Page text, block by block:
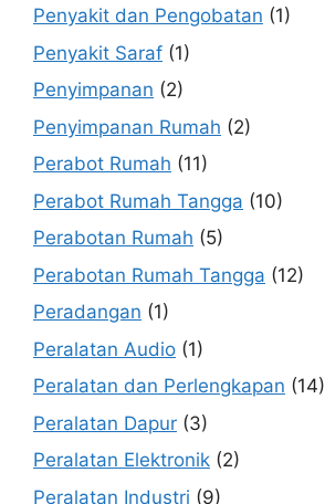
Penyakit dan Pengobatan (1)
Penyakit Saraf (1)
Penyimpanan (2)
Penyimpanan Rumah (2)
Perabot Rumah (11)
Perabot Rumah Tangga (10)
Perabotan Rumah (5)
Perabotan Rumah Tangga (12)
Peradangan (1)
Peralatan Audio (1)
Peralatan dan Perlengkapan (14)
Peralatan Dapur (3)
Peralatan Elektronik (2)
Peralatan Industri (9)